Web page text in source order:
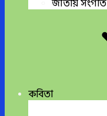
জাতীয় সংগীত
কবিতা